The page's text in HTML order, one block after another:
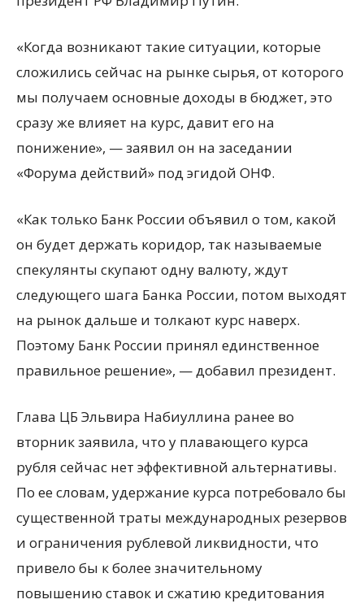
«Когда возникают такие ситуации, которые
сложились сейчас на рынке сырья, от которого
мы получаем основные доходы в бюджет, это
сразу же влияет на курс, давит его на
понижение», — заявил он на заседании
«Форума действий» под эгидой ОНФ.
«Как только Банк России объявил о том, какой
он будет держать коридор, так называемые
спекулянты скупают одну валюту, ждут
следующего шага Банка России, потом выходят
на рынок дальше и толкают курс наверх.
Поэтому Банк России принял единственное
правильное решение», — добавил президент.
Глава ЦБ Эльвира Набиуллина ранее во
вторник заявила, что у плавающего курса
рубля сейчас нет эффективной альтернативы.
По ее словам, удержание курса потребовало бы
существенной траты международных резервов
и ограничения рублевой ликвидности, что
привело бы к более значительному
повышению ставок и сжатию кредитования